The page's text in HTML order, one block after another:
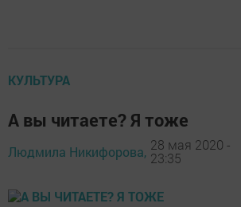
КУЛЬТУРА
А вы читаете? Я тоже
Людмила Никифорова, 28 мая 2020 -
23:35